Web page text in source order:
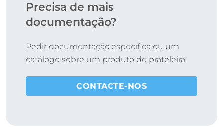
Precisa de mais
documentação?
Pedir documentação específica ou um
catálogo sobre um produto de prateleira
CONTACTE-NOS